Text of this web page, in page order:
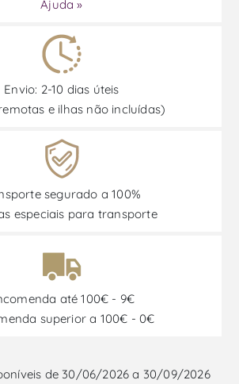
Ajuda »
Envio: 2-10 dias úteis
e ilhas não incluídas)
segurado a 100%
especiais para transporte
até 100€ - 9€
superior a 100€ - 0€
de 30/06/2026 a 30/09/2026